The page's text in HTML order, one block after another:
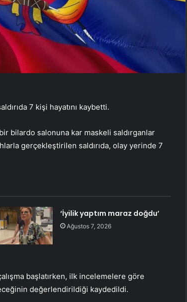
7 kişi hayatını kaybetti.
bilardo salonuna kar maskeli saldırganlar
gerçekleştirilen saldırıda, olay yerinde 7
‘İyilik yaptım maraz doğdu’
Ağustos 7, 2026
başlatırken, ilk incelemelere göre
değerlendirildiği kaydedildi.